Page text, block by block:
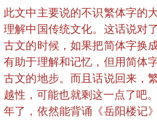
此文中主要说的不识繁体字的
理解中国传统文化。这话说对
古文的时候，如果把简体字换
有助于理解和记忆，但用简体
古文的地步。而且话说回来，
越性，可能也就剩这一点了吧
年了，依然能背诵《岳阳楼记